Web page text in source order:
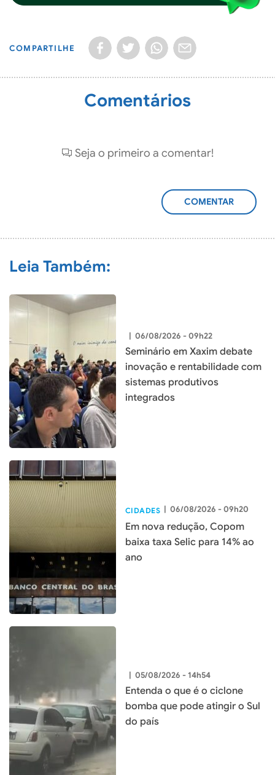
COMPARTILHE
Comentários
Seja o primeiro a comentar!
ADICIONAR
Leia Também:
| 06/08/2026 - 09h22
Seminário em Xaxim debate
inovação e rentabilidade com
sistemas produtivos
integrados
CIDADES 06/08/2026 - 09h20
Em nova redução, Copom
baixa taxa Selic para 14% ao
ano
05/08/2026 - 14h54
Entenda o que é o ciclone
bomba que pode atingir o Sul
do país